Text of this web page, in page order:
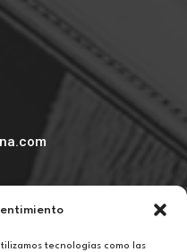
tecnologías como las